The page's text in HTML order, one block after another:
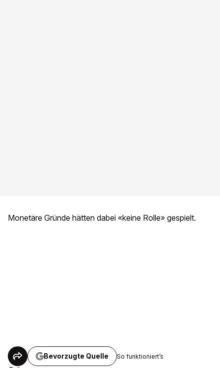
Monetäre Gründe hätten dabei «keine Rolle» gespielt.
Bevorzugte Quelle So funktioniert’s